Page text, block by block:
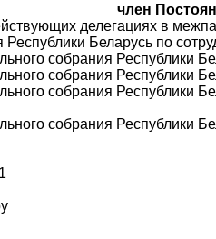
член
делегациях в
Беларусь по
собрания Республики
собрания Республики
собрания Республики
собрания Республики